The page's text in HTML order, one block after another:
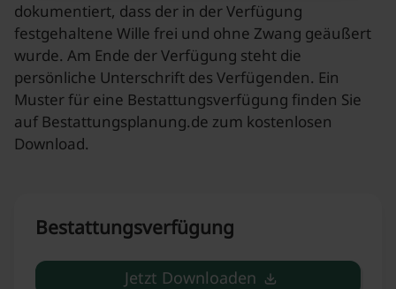
dokumentiert, dass der in der Verfügung
festgehaltene Wille frei und ohne Zwang geäußert
wurde. Am Ende der Verfügung steht die
persönliche Unterschrift des Verfügenden. Ein
Muster für eine Bestattungsverfügung finden Sie
auf Bestattungsplanung.de zum kostenlosen
Download.
Bestattungsverfügung
Jetzt Downloaden